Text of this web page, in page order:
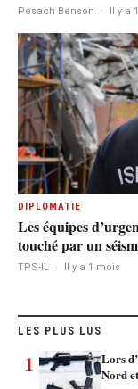
Pesach Benson · Il y a
DIPLOMATIE
Les équipes
touché par un
TPS-IL · Il y a 1 mois
LES PLUS LUS
1
Lors
Nord